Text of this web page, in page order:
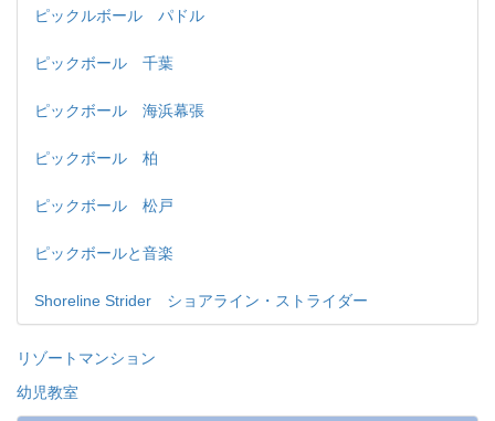
ピックルボール パドル
ピックボール 千葉
ピックボール 海浜幕張
ピックボール 柏
ピックボール 松戸
ピックボールと音楽
Shoreline Strider ショアライン・ストライダー
リゾートマンション
幼児教室